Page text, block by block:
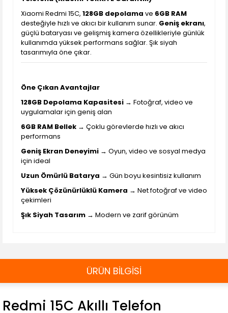
Xiaomi Redmi 15C, 128GB depolama ve 6GB RAM
desteğiyle hızlı ve akıcı bir kullanım sunar. Geniş ekranı,
güçlü bataryası ve gelişmiş kamera özellikleriyle günlük
kullanımda yüksek performans sağlar. Şık siyah
tasarımıyla öne çıkar.
Öne Çıkan Avantajlar
128GB Depolama Kapasitesi → Fotoğraf, video ve
uygulamalar için geniş alan
6GB RAM Bellek → Çoklu görevlerde hızlı ve akıcı
performans
Geniş Ekran Deneyimi → Oyun, video ve sosyal medya
için ideal
Uzun Ömürlü Batarya → Gün boyu kesintisiz kullanım
Yüksek Çözünürlüklü Kamera → Net fotoğraf ve video
çekimleri
Şık Siyah Tasarım → Modern ve zarif görünüm
ÜRÜN BİLGİSİ
Redmi 15C Akıllı Telefon